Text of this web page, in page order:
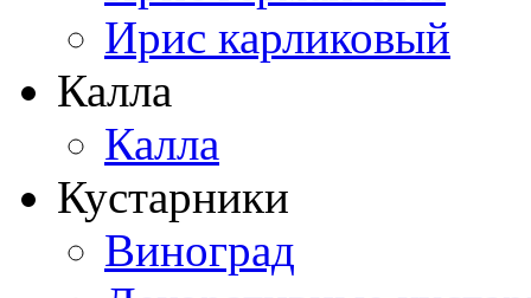
Ирис карликовый
Калла
Калла
Кустарники
Виноград